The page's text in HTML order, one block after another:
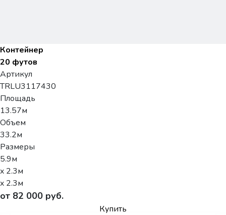
Контейнер
20 футов
Артикул
TRLU3117430
Площадь
13.57м
Объем
33.2м
Размеры
5.9м
x 2.3м
x 2.3м
от 82 000 руб.
Купить